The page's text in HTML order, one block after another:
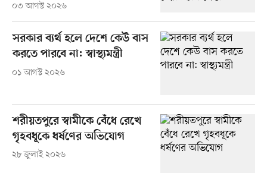
০৩ আগস্ট ২০২৬
সরকার ব্যর্থ হলে দেশে কেউ বাস
করতে পারবে না: স্বাস্থ্যমন্ত্রী
০১ আগস্ট ২০২৬
শরীয়তপুরে স্বামীকে বেঁধে রেখে
গৃহবধূকে ধর্ষণের অভিযোগ
২৮ জুলাই ২০২৬